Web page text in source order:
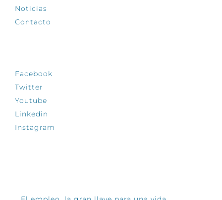
Noticias
Contacto
Facebook
Twitter
Youtube
Linkedin
Instagram